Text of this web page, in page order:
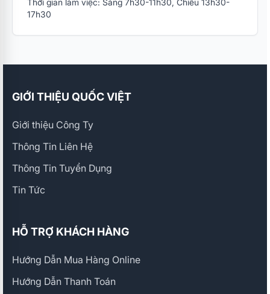
Thời gian làm việc: Sáng 7h30-11h30, Chiều 13h30-
17h30
GIỚI THIỆU QUỐC VIỆT
Giới thiệu Công Ty
Thông Tin Liên Hệ
Thông Tin Tuyển Dụng
Tin Tức
HỖ TRỢ KHÁCH HÀNG
Hướng Dẫn Mua Hàng Online
Hướng Dẫn Thanh Toán